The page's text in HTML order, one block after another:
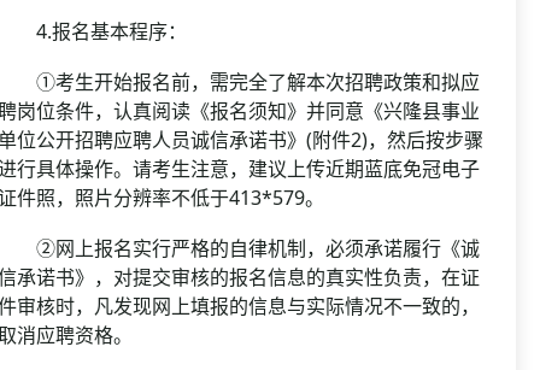
报名基本程序：
考生开始报名前，需完全了解本次招聘政策和拟应
岗位条件，认真阅读《报名须知》并同意《兴隆县事业
位公开招聘应聘人员诚信承诺书》(附件2)，然后按步骤
行具体操作。请考生注意，建议上传近期蓝底免冠电子
件照，照片分辨率不低于413*579。
网上报名实行严格的自律机制，必须承诺履行《诚
承诺书》，对提交审核的报名信息的真实性负责，在证
审核时，凡发现网上填报的信息与实际情况不一致的，
消应聘资格。